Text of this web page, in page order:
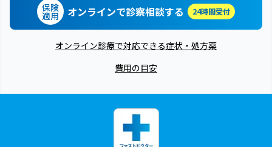
保険
適用 オンラインで診察相談する 24時間受付
オンライン診療で対応できる症状・処方薬
費用の目安